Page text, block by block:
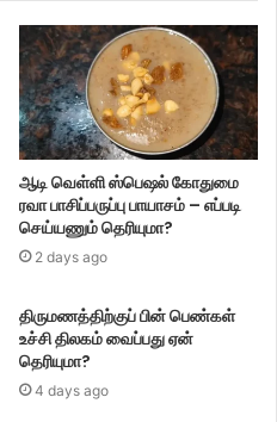
ஆடி வெள்ளி ஸ்பெஷல் கோதுமை
ரவா பாசிப்பருப்பு பாயாசம் – எப்படி
செய்யணும் தெரியுமா?
2 days ago
திருமணத்திற்குப் பின் பெண்கள்
உச்சி திலகம் வைப்பது ஏன்
தெரியுமா?
4 days ago